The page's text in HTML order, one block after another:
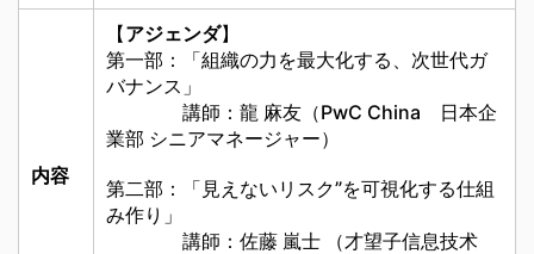
内容
【アジェンダ】
第一部：「組織の力を最大化する、次世代ガ
バナンス」
講師：龍 麻友（PwC China 日本企
業部 シニアマネージャー）
第二部：「見えないリスク”を可視化する仕組
み作り」
講師：佐藤 嵐士 （才望子信息技术